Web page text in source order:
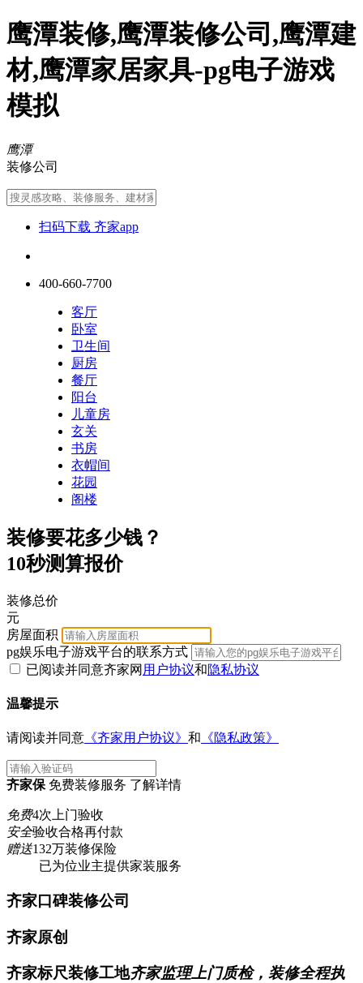
鹰潭装修,鹰潭装修公司,鹰潭建
材,鹰潭家居家具-pg电子游戏
模拟
鹰潭
装修公司
扫码下载 齐家app
400-660-7700
客厅
卧室
卫生间
厨房
餐厅
阳台
儿童房
玄关
书房
衣帽间
花园
阁楼
装修要花多少钱？
10秒测算报价
装修总价
元
房屋面积
pg娱乐电子游戏平台的联系方式
已阅读并同意齐家网 用户协议和隐私协议
温馨提示
请阅读并同意 《齐家用户协议》 和 《隐私政策》
齐家保 免费装修服务 了解详情
免费4次上门验收
安全验收合格再付款
赠送132万装修保险
已为位业主提供家装服务
齐家口碑装修公司
齐家原创
齐家标尺装修工地齐家监理上门质检，装修全程执